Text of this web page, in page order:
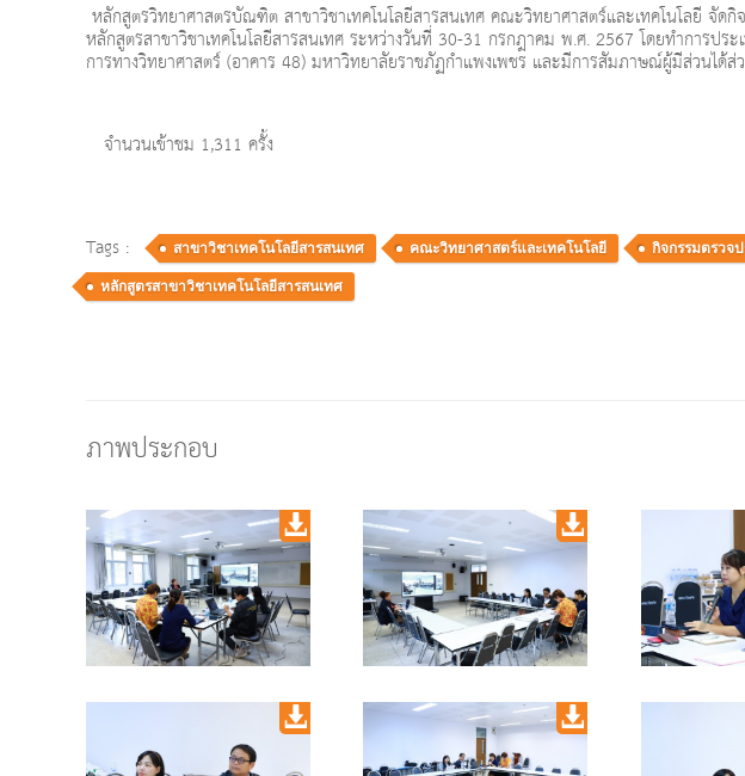
หลักสูตรวิทยาศาสตรบัณฑิต สาขาวิชาเทคโนโลยีสารสนเทศ คณะวิทยาศาสตร์และเทคโนโลยี จั
หลักสูตรสาขาวิชาเทคโนโลยีสารสนเทศ ระหว่างวันที่ 30-31 กรกฎาคม พ.ศ. 2567 โดยทำการป
การทางวิทยาศาสตร์ (อาคาร 48) มหาวิทยาลัยราชภัฏกำแพงเพชร และมีการสัมภาษณ์ผู้มีส่วนได้ส่
จำนวนเข้าชม 1,311 ครั้ง
Tags : สาขาวิชาเทคโนโลยีสารสนเทศ คณะวิทยาศาสตร์และเทคโนโลยี กิจกรรมตรวจ
หลักสูตรสาขาวิชาเทคโนโลยีสารสนเทศ
ภาพประกอบ